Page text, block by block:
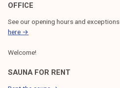
OFFICE
See our opening hours and exceptions
here →
Welcome!
SAUNA FOR RENT